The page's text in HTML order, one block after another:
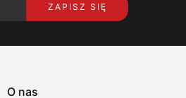
ZAPISZ SIĘ
O nas